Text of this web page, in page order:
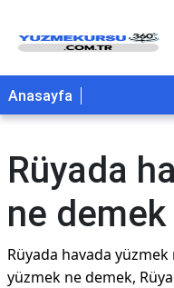
Anasayfa
Rüyada
ne demek
Rüyada havada
yüzmek ne demek,